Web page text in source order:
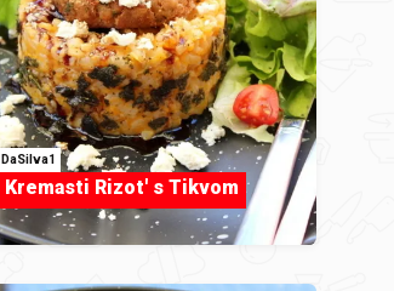
DaSilva1
Kremasti Rizot' s Tikvom